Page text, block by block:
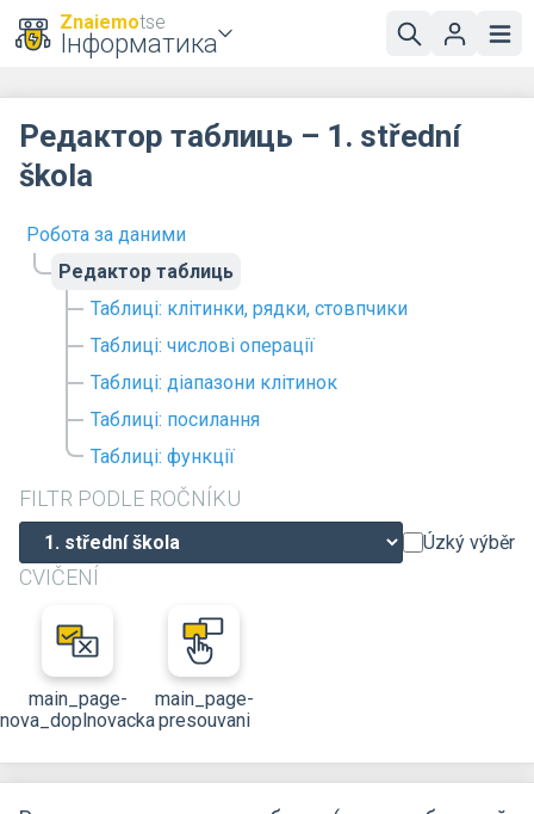
Znaiemotse
Інформатика
Робота за даними
Редактор таблиць
Таблиці: клітинки, рядки, стовпчики
Таблиці: числові операції
Таблиці: діапазони клітинок
Таблиці: посилання
Таблиці: функції
FILTR PODLE ROČNÍKU
Úzký výběr
CVIČENÍ
main_page-
nova_doplnovacka
main_page-
presouvani
Редактор таблиць – 1. střední
škola